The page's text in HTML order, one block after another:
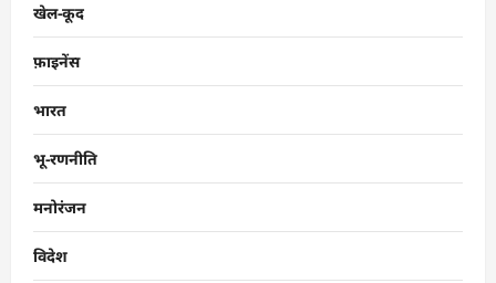
खेल-कूद
फ़ाइनेंस
भारत
भू-रणनीति
मनोरंजन
विदेश